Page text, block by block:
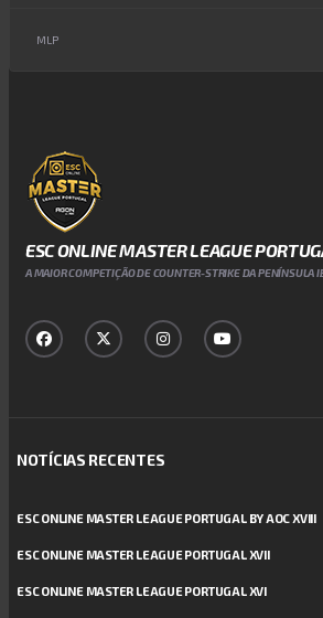
MLP
ESC ONLINE MASTER LEAGUE
A MAIOR COMPETIÇÃO DE COUNTER-STRIKE DA PENÍNSULA
NOTÍCIAS RECENTES
ESC ONLINE MASTER LEAGUE PORTUGAL BY AOC XVIII
ESC ONLINE MASTER LEAGUE PORTUGAL XVII
ESC ONLINE MASTER LEAGUE PORTUGAL XVI